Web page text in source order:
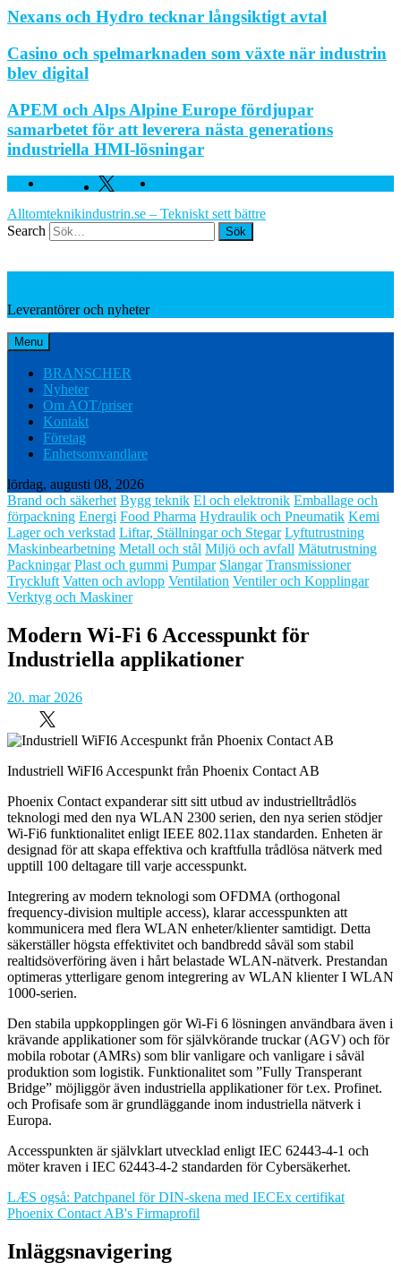
Nexans och Hydro tecknar långsiktigt avtal
Casino och spelmarknaden som växte när industrin
blev digital
APEM och Alps Alpine Europe fördjupar
samarbetet för att leverera nästa generations
industriella HMI-lösningar
Facebook Twitter
Alltomteknikindustrin.se – Tekniskt sett bättre
Search
Leverantörer och nyheter
Menu
BRANSCHER
Nyheter
Om AOT/priser
Kontakt
Företag
Enhetsomvandlare
lördag, augusti 08, 2026
Brand och säkerhet Bygg teknik El och elektronik Emballage och
förpackning Energi Food Pharma Hydraulik och Pneumatik Kemi
Lager och verkstad Liftar, Ställningar och Stegar Lyftutrustning
Maskinbearbetning Metall och stål Miljö och avfall Mätutrustning
Packningar Plast och gummi Pumpar Slangar Transmissioner
Tryckluft Vatten och avlopp Ventilation Ventiler och Kopplingar
Verktyg och Maskiner
Modern Wi-Fi 6 Accesspunkt för
Industriella applikationer
20. mar 2026
Industriell WiFI6 Accespunkt från Phoenix Contact AB
Phoenix Contact expanderar sitt sitt utbud av industrielltrådlös
teknologi med den nya WLAN 2300 serien, den nya serien stödjer
Wi-Fi6 funktionalitet enligt IEEE 802.11ax standarden. Enheten är
designad för att skapa effektiva och kraftfulla trådlösa nätverk med
upptill 100 deltagare till varje accesspunkt.
Integrering av modern teknologi som OFDMA (orthogonal
frequency-division multiple access), klarar accesspunkten att
kommunicera med flera WLAN enheter/klienter samtidigt. Detta
säkerställer högsta effektivitet och bandbredd såväl som stabil
realtidsöverföring även i hårt belastade WLAN-nätverk. Prestandan
optimeras ytterligare genom integrering av WLAN klienter I WLAN
1000-serien.
Den stabila uppkopplingen gör Wi-Fi 6 lösningen användbara även i
krävande applikationer som för självkörande truckar (AGV) och för
mobila robotar (AMRs) som blir vanligare och vanligare i såväl
produktion som logistik. Funktionalitet som ”Fully Transperant
Bridge” möjliggör även industriella applikationer för t.ex. Profinet.
och Profisafe som är grundläggande inom industriella nätverk i
Europa.
Accesspunkten är självklart utvecklad enligt IEC 62443-4-1 och
möter kraven i IEC 62443-4-2 standarden för Cybersäkerhet.
LÆS også: Patchpanel för DIN-skena med IECEx certifikat
Phoenix Contact AB's Firmaprofil
Inläggsnavigering